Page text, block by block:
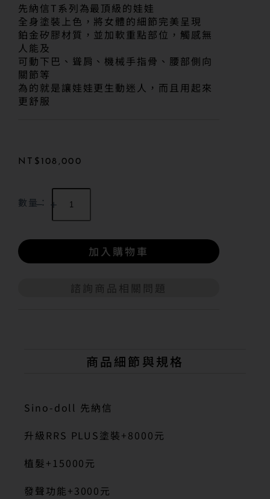
先納信T系列為最頂級的娃娃
全身塗裝上色，將女體的細節完美呈現
鉑金矽膠材質，並加軟重點部位，觸感無
人能及
可動下巴、聳肩、機械手指骨、腰部側向
關節等
為的就是讓娃娃更生動迷人，而且用起來
更舒服
NT$ 108,000
數量：
諮詢商品相關問題
加入購物車
商品細節與規格
Sino-doll 先納信
升級RRS PLUS塗裝+8000元
植髮+15000元
發聲功能+3000元